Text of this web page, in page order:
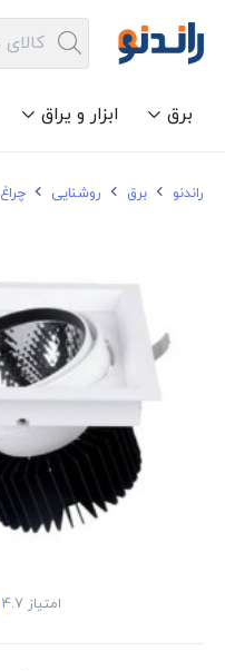
برق ابزار و یراق
راندنو برق روشنایی چراغ
امتیاز 4.7